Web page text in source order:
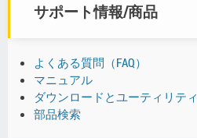
サポート情報/商品
よくある質問（FAQ）
マニュアル
ダウンロードとユーティリティ
部品検索